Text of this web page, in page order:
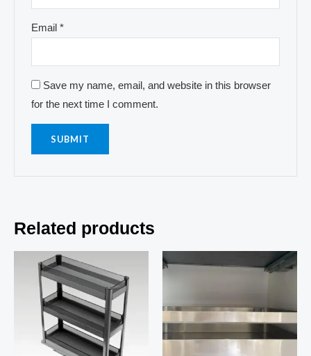
Email*
Save my name, email, and website in this browser
for the next time I comment.
Related products